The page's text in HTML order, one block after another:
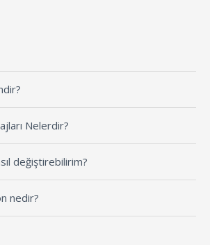
Nelerdir?
değiştirebilirim?
nedir?